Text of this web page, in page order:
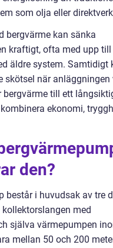
som olja eller
bergvärme kan sänka
kraftigt, ofta med upp till
äldre system. Samtidigt
skötsel när anläggningen
bergvärme till ett
ekonomi,
den?
består i huvudsak av tre
med
själva värmepumpen
mellan 50 och 200